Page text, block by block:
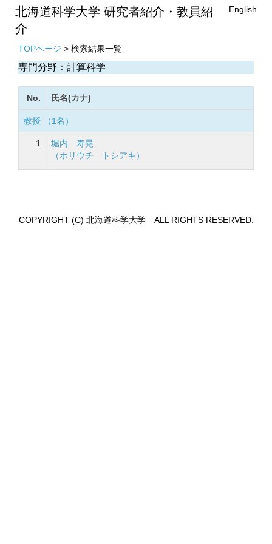
北海道科学大学 研究者紹介・教員紹
介
English
TOPページ > 検索結果一覧
専門分野：計算科学
No. 氏名(カナ)
教授 （1名）
1
堀内 寿晃
（ホリウチ トシアキ）
COPYRIGHT (C) 北海道科学大学 ALL RIGHTS RESERVED.